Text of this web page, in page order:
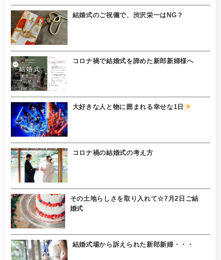
結婚式のご祝儀で、渋沢栄一はNG？
コロナ禍で結婚式を諦めた新郎新婦様へ
大好きな人と物に囲まれる幸せな1日
コロナ禍の結婚式の考え方
その土地らしさを取り入れて☆7月2日ご結
婚式
結婚式場から訴えられた新郎新婦・・・